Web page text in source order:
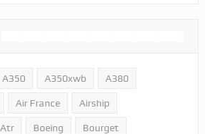
A350 A350xwb A380
Air France Airship
Atr Boeing Bourget